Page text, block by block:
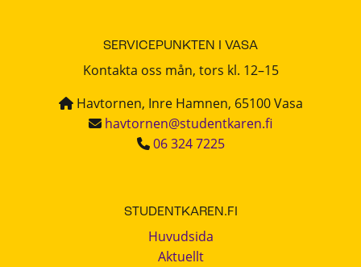
SERVICEPUNKTEN I VASA
Kontakta oss mån, tors kl. 12–15
Havtornen, Inre Hamnen, 65100 Vasa
havtornen@studentkaren.fi
06 324 7225
STUDENTKAREN.FI
Huvudsida
Aktuellt